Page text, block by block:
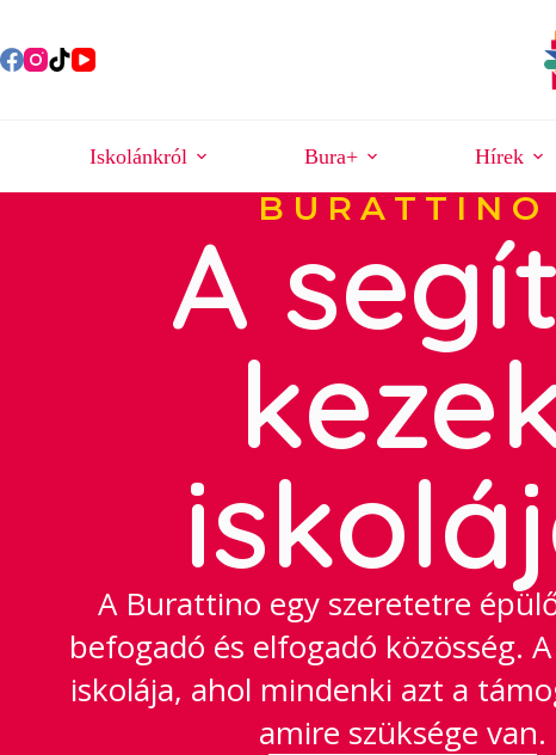
Iskolánkról Bura+ Hírek
BURATTINO
A
A Burattino egy szeretetre
befogadó és elfogadó közösség.
iskolája, ahol mindenki azt a
amire szüksége van.